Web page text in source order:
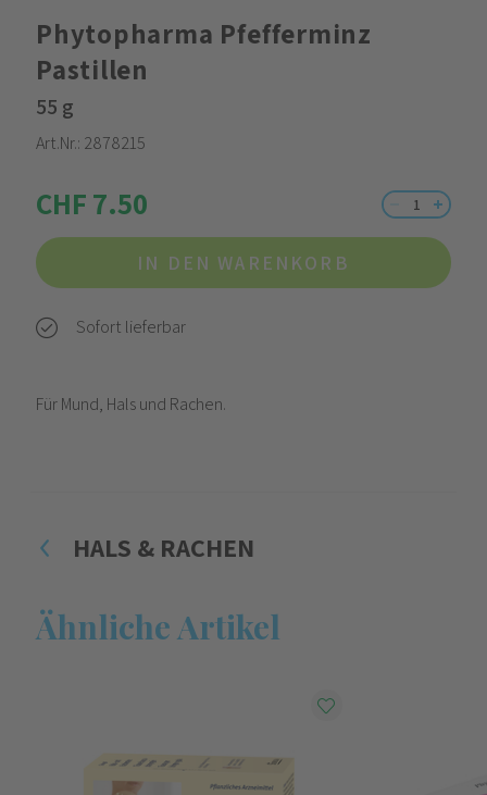
Phytopharma Pfefferminz
Pastillen
55 g
Art.Nr.: 2878215
CHF 7.50
IN DEN WARENKORB
Sofort lieferbar
Für Mund, Hals und Rachen.
HALS & RACHEN
Ähnliche Artikel